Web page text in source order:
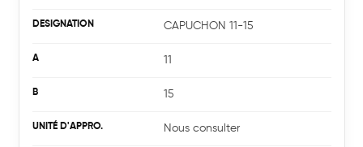
CAPUCHON 11-15
11
15
Nous consulter